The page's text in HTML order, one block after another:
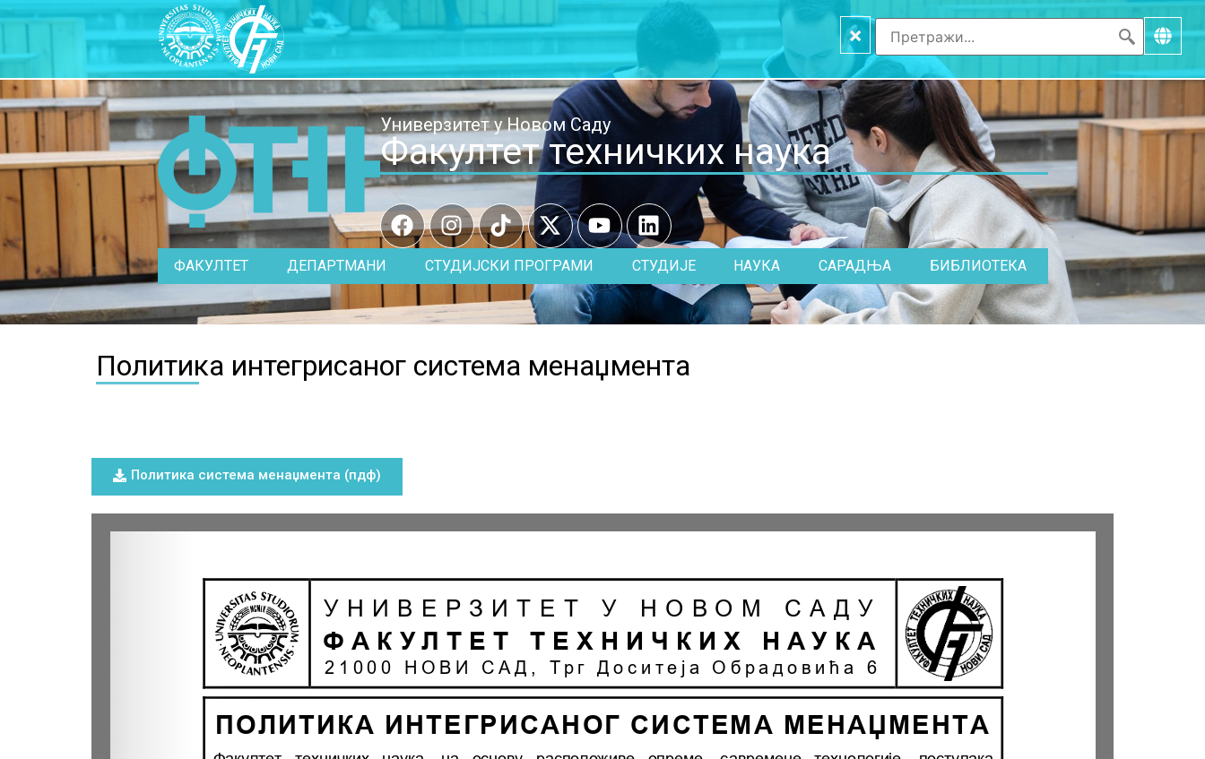
×
Универзитет у Новом Саду
Факултет техничких наука
ФАКУЛТЕТ ДЕПАРТМАНИ СТУДИЈСКИ ПРОГРАМИ СТУДИЈЕ НАУКА САРАДЊА БИБЛИОТЕКА
Политика интегрисаног система менаџмента
Политика система менаџмента (пдф)